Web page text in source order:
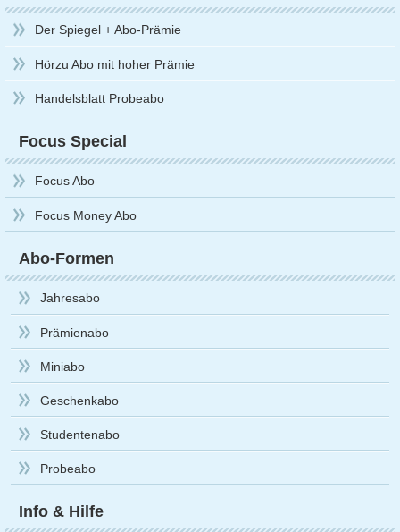
Der Spiegel + Abo-Prämie
Hörzu Abo mit hoher Prämie
Handelsblatt Probeabo
Focus Special
Focus Abo
Focus Money Abo
Abo-Formen
Jahresabo
Prämienabo
Miniabo
Geschenkabo
Studentenabo
Probeabo
Info & Hilfe